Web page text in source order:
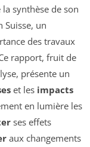
synthèse de son
Suisse, un
des travaux
rapport, fruit de
présente un
et les impacts
en lumière les
ses effets
aux changements